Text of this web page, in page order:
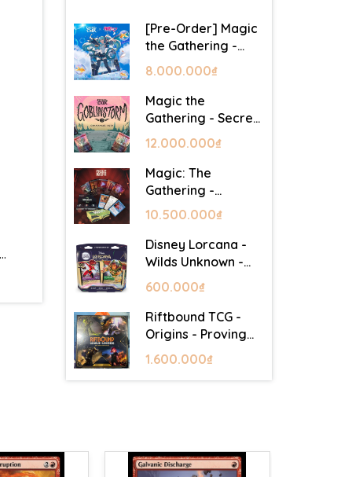
[Pre-Order] Magic
the Gathering -
Secret Lair -
Commander Deck:
Hatsune Miku
8.000.000₫
Magic the
Gathering - Secret
Lair - Commander
Deck: Goblin Storm
12.000.000₫
Magic: The
Gathering -
Mystery Booster 2
- Festival in a Box
(Las Vegas 2026)
10.500.000₫
Disney Lorcana -
Wilds Unknown -
Starter Set
600.000₫
Riftbound TCG -
Origins - Proving
Grounds Box Set
1.600.000₫